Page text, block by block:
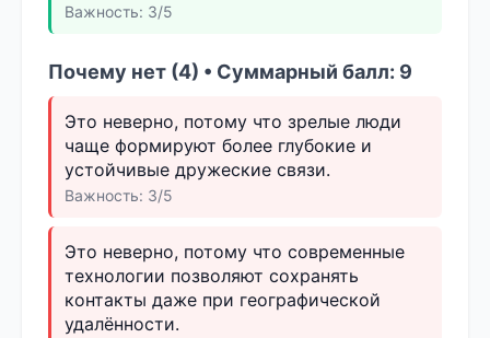
Важность: 3/5
Почему нет (4) • Суммарный балл: 9
Это неверно, потому что зрелые люди
чаще формируют более глубокие и
устойчивые дружеские связи.
Важность: 3/5
Это неверно, потому что современные
технологии позволяют сохранять
контакты даже при географической
удалённости.